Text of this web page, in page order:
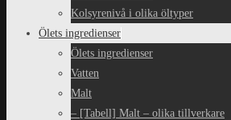
Kolsyrenivå i olika öltyper
Ölets ingredienser
Ölets ingredienser
Vatten
Malt
– [Tabell] Malt – olika tillverkare